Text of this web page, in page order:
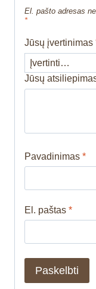
El. pašto adresas
*
Jūsų įvertinimas
Jūsų
Pavadinimas *
El. paštas *